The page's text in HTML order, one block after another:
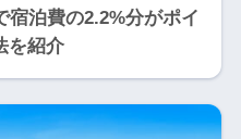
宿泊費の2.2%分がポイ
を紹介